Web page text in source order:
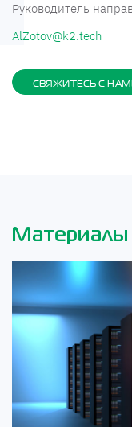
Руководитель
AlZotov@k2.tech
СВЯЖИТЕСЬ С
Материалы